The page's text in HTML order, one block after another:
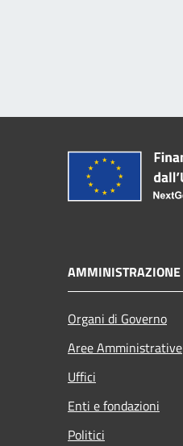
AMMINISTRAZIONE
Organi di Governo
Aree Amministrative
Uffici
Enti e fondazioni
Politici